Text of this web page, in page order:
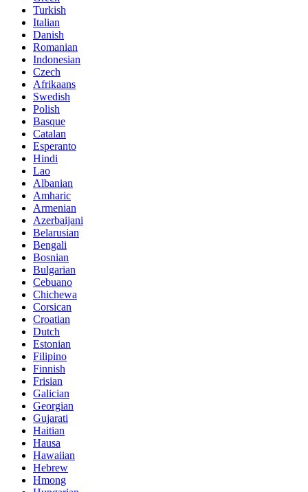
Turkish
Italian
Danish
Romanian
Indonesian
Czech
Afrikaans
Swedish
Polish
Basque
Catalan
Esperanto
Hindi
Lao
Albanian
Amharic
Armenian
Azerbaijani
Belarusian
Bengali
Bosnian
Bulgarian
Cebuano
Chichewa
Corsican
Croatian
Dutch
Estonian
Filipino
Finnish
Frisian
Galician
Georgian
Gujarati
Haitian
Hausa
Hawaiian
Hebrew
Hmong